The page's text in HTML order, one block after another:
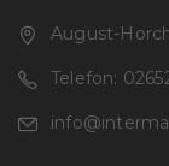
August-
Telefon: